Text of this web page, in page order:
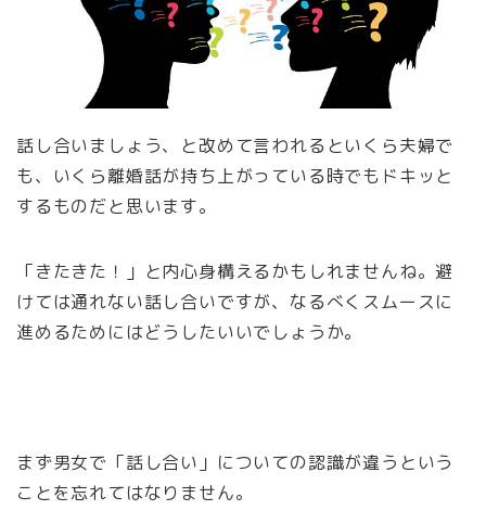
話し合いましょう、と改めて言われるといくら夫婦で
も、いくら離婚話が持ち上がっている時でもドキッと
するものだと思います。
「きたきた！」と内心身構えるかもしれませんね。避
けては通れない話し合いですが、なるべくスムースに
進めるためにはどうしたいいでしょうか。
まず男女で「話し合い」についての認識が違うという
ことを忘れてはなりません。